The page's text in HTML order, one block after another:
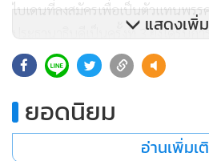
ไบเดนที่ลงสมัครเพื่อเป็นตัวแทนพรร
ประธานาธิบดีเป็นครั้งที่ 3 ยังได้รับกา
ลิฟฟ์ อดีตนายกเทศมนตรีเวอร์จิเนีย
กรรมการแห่งชาติพรรคเดโมแครต
กฎหมายทรงอิทธิพลเชื้อสายแอฟริกัน-
สัญญาณว่า บรรดาผู้นำเดโมแครตเริ่ม
แสดงเพิ่
ยอดนิยม
อ่านเพิ่มเ